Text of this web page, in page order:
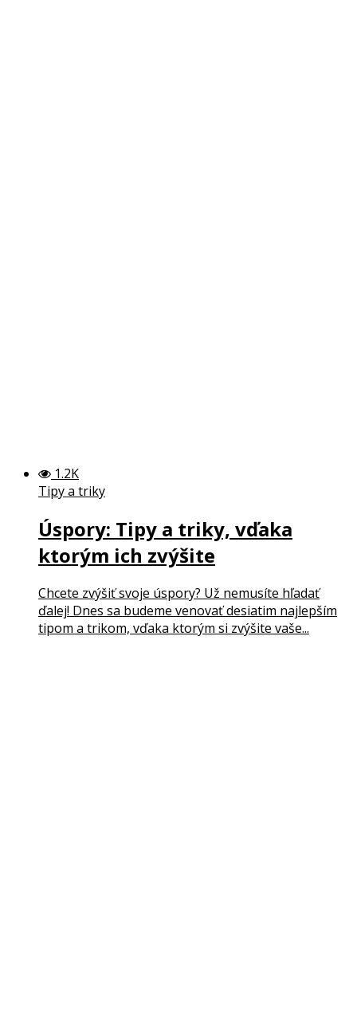
1.2K
Tipy a triky
Úspory: Tipy a triky, vďaka
ktorým ich zvýšite
Chcete zvýšiť svoje úspory? Už nemusíte hľadať
ďalej! Dnes sa budeme venovať desiatim najlepším
tipom a trikom, vďaka ktorým si zvýšite vaše...